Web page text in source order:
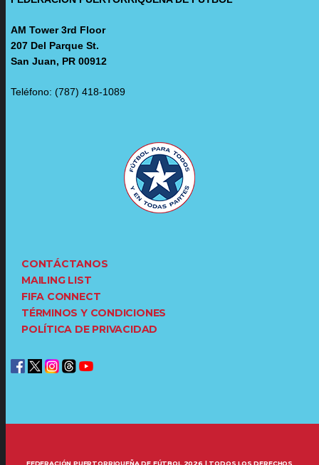
AM Tower 3rd Floor
207 Del Parque St.
San Juan, PR 00912
Teléfono: (787) 418-1089
CONTÁCTANOS
MAILING LIST
FIFA CONNECT
TÉRMINOS Y CONDICIONES
POLÍTICA DE PRIVACIDAD
FEDERACIÓN PUERTORRIQUEÑA DE FÚTBOL 2026 | TODOS LOS DERECHOS